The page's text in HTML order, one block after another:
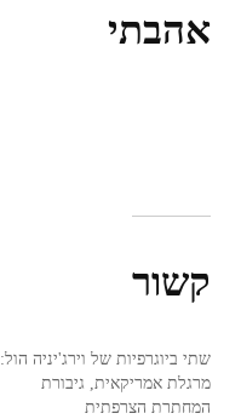
אהבתי
קשור
שתי ביוגרפיות של וירג'יניה הול:
מרגלת אמריקאית, גיבורת
המחתרת הצרפתית